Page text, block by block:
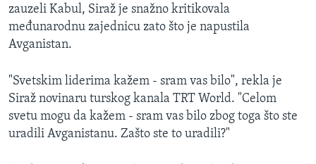
zauzeli Kabul, Siraž je snažno kritikovala
međunarodnu zajednicu zato što je napustila
Avganistan.
"Svetskim liderima kažem - sram vas bilo", rekla je
Siraž novinaru turskog kanala TRT World. "Celom
svetu mogu da kažem - sram vas bilo zbog toga što ste
uradili Avganistanu. Zašto ste to uradili?"